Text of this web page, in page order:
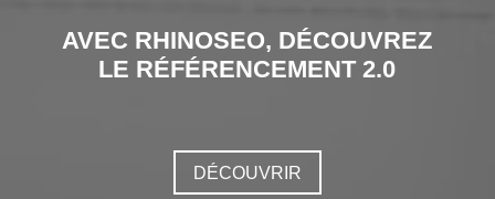
AVEC RHINOSEO, DÉCOUVREZ
LE RÉFÉRENCEMENT 2.0
DÉCOUVRIR